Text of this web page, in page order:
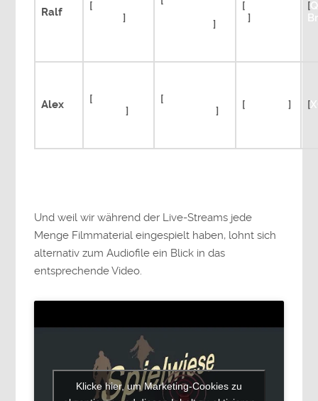
Ralf [
Raider]
Collection]
[
3]
[
Alex [
Legacy]
[
Grimrock 2] [ ARK (EA)] [
Und weil wir während der Live-Streams jede
Menge Filmmaterial eingespielt haben, lohnt sich
alternativ zum Audiofile ein Blick in das
entsprechende Video.
Klicke hier, um Marketing-Cookies zu